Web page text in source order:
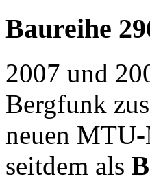
Baureihe
2007 und
Bergfunk
neuen
seitdem als